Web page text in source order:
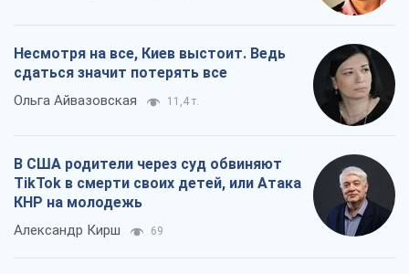
Несмотря на все, Киев выстоит. Ведь
сдаться значит потерять все
Ольга Айвазовская 11,4 т.
В США родители через суд обвиняют
TikTok в смерти своих детей, или Атака
КНР на молодежь
Александр Кирш 69